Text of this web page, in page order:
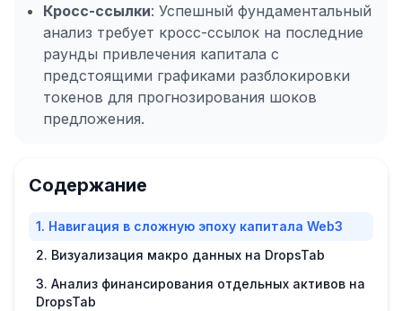
Кросс-ссылки: Успешный фундаментальный
анализ требует кросс-ссылок на последние
раунды привлечения капитала с
предстоящими графиками разблокировки
токенов для прогнозирования шоков
предложения.
Содержание
1. Навигация в сложную эпоху капитала Web3
2. Визуализация макро данных на DropsTab
3. Анализ финансирования отдельных активов на
DropsTab